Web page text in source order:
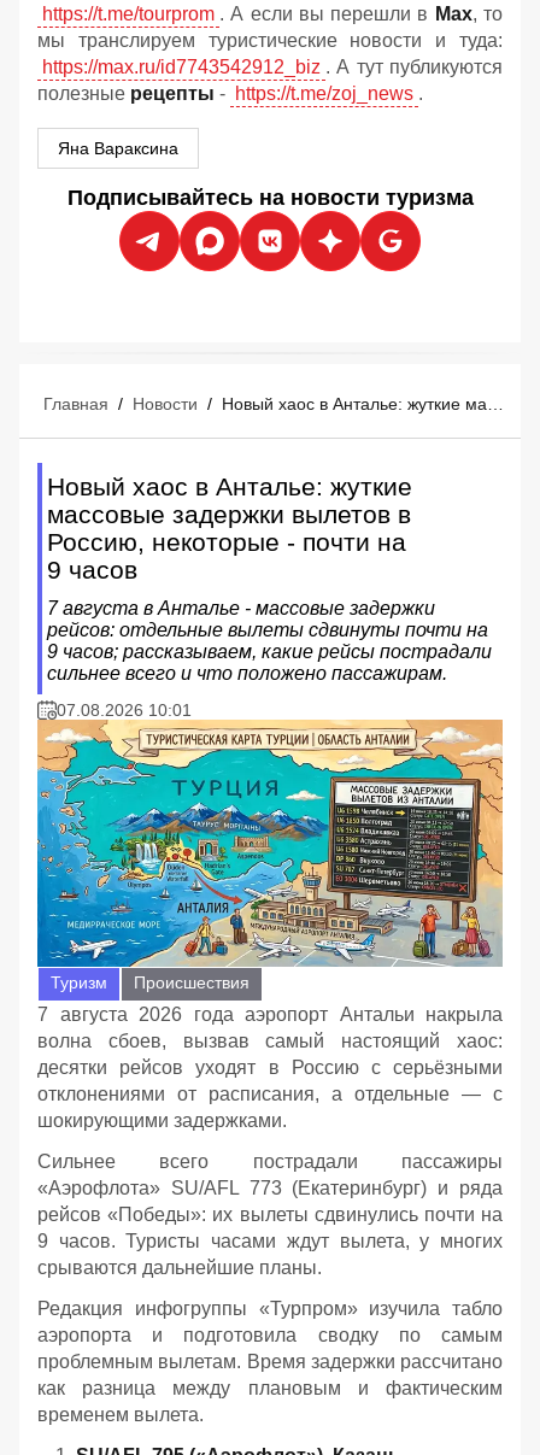
https://t.me/tourprom . А если вы перешли в Мах, то
мы транслируем туристические новости и туда:
https://max.ru/id7743542912_biz . А тут публикуются
полезные рецепты - https://t.me/zoj_news .
Яна Вараксина
Подписывайтесь на новости туризма
Главная / Новости /
Новый хаос в Анталье: жуткие
массовые задержки вылетов в
Россию, некоторые - почти на
9 часов
7 августа в Анталье - массовые задержки
рейсов: отдельные вылеты сдвинуты почти на
9 часов; рассказываем, какие рейсы пострадали
сильнее всего и что положено пассажирам.
07.08.2026 10:01
Туризм Происшествия
7 августа 2026 года аэропорт Антальи накрыла
волна сбоев, вызвав самый настоящий хаос:
десятки рейсов уходят в Россию с серьёзными
отклонениями от расписания, а отдельные — с
шокирующими задержками.
Сильнее всего пострадали пассажиры
«Аэрофлота» SU/AFL 773 (Екатеринбург) и ряда
рейсов «Победы»: их вылеты сдвинулись почти на
9 часов. Туристы часами ждут вылета, у многих
срываются дальнейшие планы.
Редакция инфогруппы «Турпром» изучила табло
аэропорта и подготовила сводку по самым
проблемным вылетам. Время задержки рассчитано
как разница между плановым и фактическим
временем вылета.